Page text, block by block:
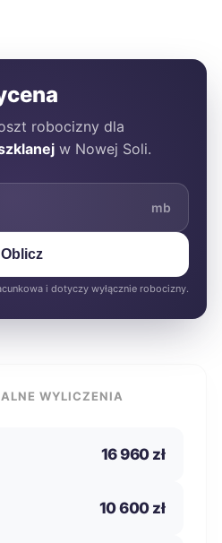
robocizny dla
w Nowej Soli.
mb
Oblicz
i dotyczy wyłącznie robocizny.
WYLICZENIA
16 960 zł
10 600 zł